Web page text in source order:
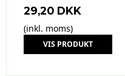
29,20 DKK
(inkl. moms)
VIS PRODUKT